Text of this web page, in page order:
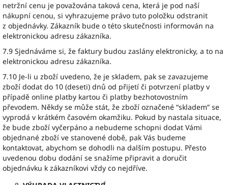
netržní cenu je považována taková cena, která je pod naší
nákupní cenou, si vyhrazujeme právo tuto položku odstranit
z objednávky. Zákazník bude o této skutečnosti informován na
elektronickou adresu zákazníka.
7.9 Sjednáváme si, že faktury budou zaslány elektronicky, a to na
elektronickou adresu zákazníka.
7.10 Je-li u zboží uvedeno, že je skladem, pak se zavazujeme
zboží dodat do 10 (deseti) dnů od přijetí či potvrzení platby v
případě online platby kartou či platby bezhotovostním
převodem. Někdy se může stát, že zboží označené “skladem” se
vyprodá v krátkém časovém okamžiku. Pokud by nastala situace,
že bude zboží vyčerpáno a nebudeme schopni dodat Vámi
objednané zboží ve stanovené době, pak Vás budeme
kontaktovat, abychom se dohodli na dalším postupu. Přesto
uvedenou dobu dodání se snažíme připravit a doručit
objednávku k zákazníkovi vždy co nejdříve.